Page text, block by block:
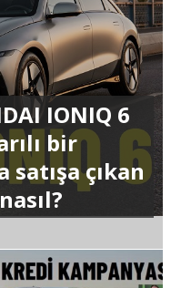
IONIQ 6
bir
satışa çıkan